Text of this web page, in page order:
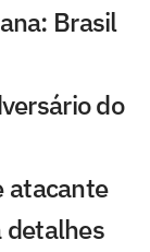
Brasil
do
atacante
detalhes